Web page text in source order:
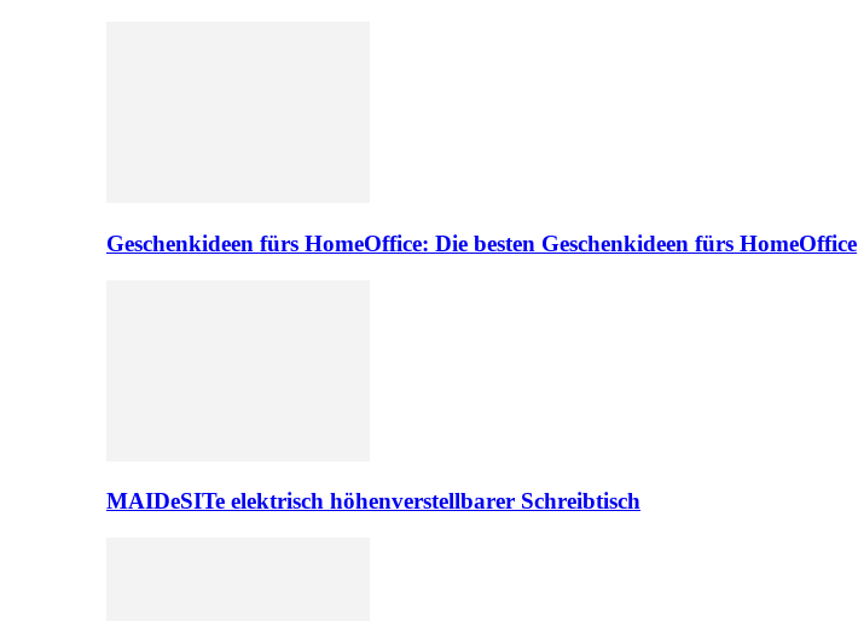
Geschenkideen fürs HomeOffice: Die besten Geschenkideen fürs HomeOffice
MAIDeSITe elektrisch höhenverstellbarer Schreibtisch